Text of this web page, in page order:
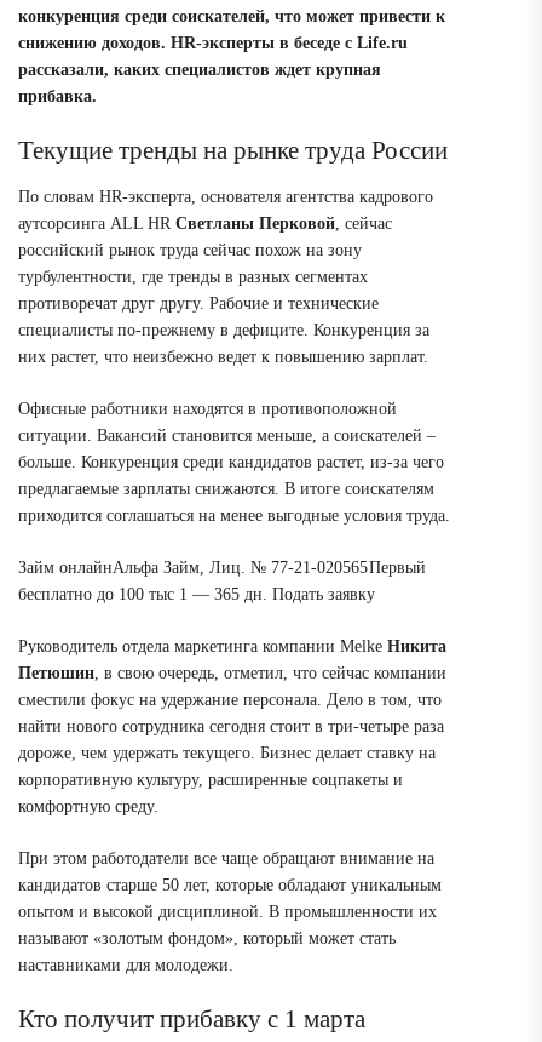
конкуренция среди соискателей, что может привести к
снижению доходов. HR-эксперты в беседе с Life.ru
рассказали, каких специалистов ждет крупная
прибавка.
Текущие тренды на рынке труда России
По словам HR-эксперта, основателя агентства кадрового
аутсорсинга ALL HR Светланы Перковой, сейчас
российский рынок труда сейчас похож на зону
турбулентности, где тренды в разных сегментах
противоречат друг другу. Рабочие и технические
специалисты по-прежнему в дефиците. Конкуренция за
них растет, что неизбежно ведет к повышению зарплат.
Офисные работники находятся в противоположной
ситуации. Вакансий становится меньше, а соискателей –
больше. Конкуренция среди кандидатов растет, из-за чего
предлагаемые зарплаты снижаются. В итоге соискателям
приходится соглашаться на менее выгодные условия труда.
Займ онлайнАльфа Займ, Лиц. № 77-21-020565Первый
бесплатно до 100 тыс 1 — 365 дн. Подать заявку
Руководитель отдела маркетинга компании Melke Никита
Петюшин, в свою очередь, отметил, что сейчас компании
сместили фокус на удержание персонала. Дело в том, что
найти нового сотрудника сегодня стоит в три-четыре раза
дороже, чем удержать текущего. Бизнес делает ставку на
корпоративную культуру, расширенные соцпакеты и
комфортную среду.
При этом работодатели все чаще обращают внимание на
кандидатов старше 50 лет, которые обладают уникальным
опытом и высокой дисциплиной. В промышленности их
называют «золотым фондом», который может стать
наставниками для молодежи.
Кто получит прибавку с 1 марта